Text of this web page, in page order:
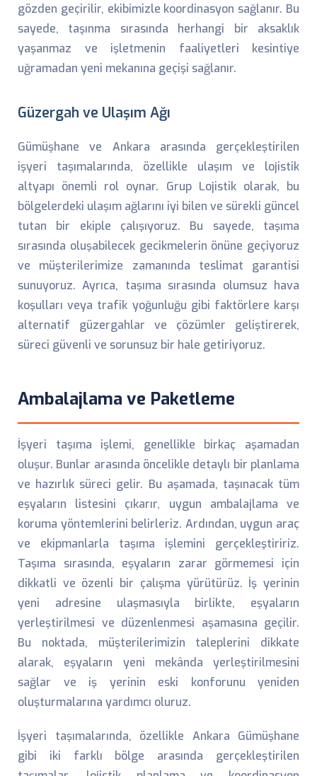
gözden geçirilir, ekibimizle koordinasyon sağlanır. Bu
sayede, taşınma sırasında herhangi bir aksaklık
yaşanmaz ve işletmenin faaliyetleri kesintiye
uğramadan yeni mekanına geçişi sağlanır.
Güzergah ve Ulaşım Ağı
Gümüşhane ve Ankara arasında gerçekleştirilen
işyeri taşımalarında, özellikle ulaşım ve lojistik
altyapı önemli rol oynar. Grup Lojistik olarak, bu
bölgelerdeki ulaşım ağlarını iyi bilen ve sürekli güncel
tutan bir ekiple çalışıyoruz. Bu sayede, taşıma
sırasında oluşabilecek gecikmelerin önüne geçiyoruz
ve müşterilerimize zamanında teslimat garantisi
sunuyoruz. Ayrıca, taşıma sırasında olumsuz hava
koşulları veya trafik yoğunluğu gibi faktörlere karşı
alternatif güzergahlar ve çözümler geliştirerek,
süreci güvenli ve sorunsuz bir hale getiriyoruz.
Ambalajlama ve Paketleme
İşyeri taşıma işlemi, genellikle birkaç aşamadan
oluşur. Bunlar arasında öncelikle detaylı bir planlama
ve hazırlık süreci gelir. Bu aşamada, taşınacak tüm
eşyaların listesini çıkarır, uygun ambalajlama ve
koruma yöntemlerini belirleriz. Ardından, uygun araç
ve ekipmanlarla taşıma işlemini gerçekleştiririz.
Taşıma sırasında, eşyaların zarar görmemesi için
dikkatli ve özenli bir çalışma yürütürüz. İş yerinin
yeni adresine ulaşmasıyla birlikte, eşyaların
yerleştirilmesi ve düzenlenmesi aşamasına geçilir.
Bu noktada, müşterilerimizin taleplerini dikkate
alarak, eşyaların yeni mekânda yerleştirilmesini
sağlar ve iş yerinin eski konforunu yeniden
oluşturmalarına yardımcı oluruz.
İşyeri taşımalarında, özellikle Ankara Gümüşhane
gibi iki farklı bölge arasında gerçekleştirilen